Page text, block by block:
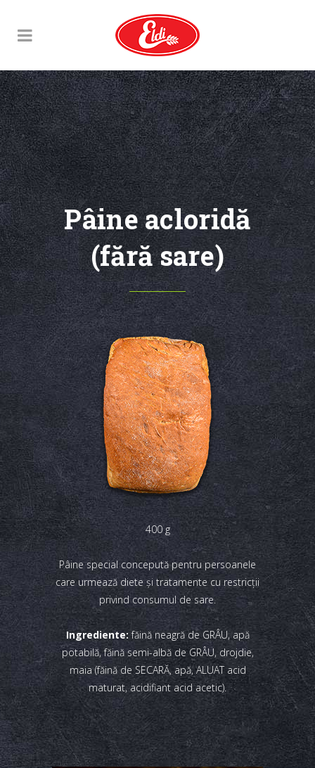
Pâine acloridă
(fără sare)
400 g
Pâine special concepută pentru persoanele
care urmează diete şi tratamente cu restricţii
privind consumul de sare.
Ingrediente:făină neagră de GRÂU, apă
potabilă, făină semi-albă de GRÂU, drojdie,
maia (făină de SECARĂ, apă, ALUAT acid
maturat, acidifiant acid acetic).